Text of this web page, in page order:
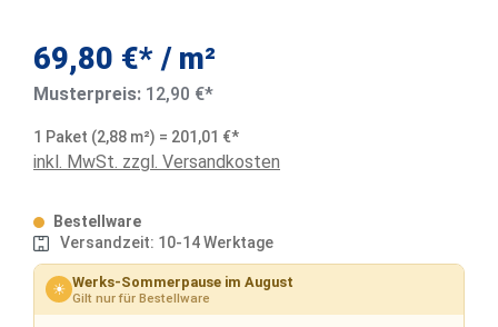
69,80 €* / m²
Musterpreis: 12,90 €*
1 Paket (2,88 m²) = 201,01 €*
inkl. MwSt. zzgl. Versandkosten
Bestellware
Versandzeit: 10-14 Werktage
☀ Werks-Sommerpause im August
Gilt nur für Bestellware